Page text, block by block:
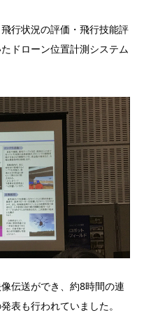
行状況の評価・飛行技能評
ドローン位置計測システム
伝送ができ、約8時間の連
表も行われていました。